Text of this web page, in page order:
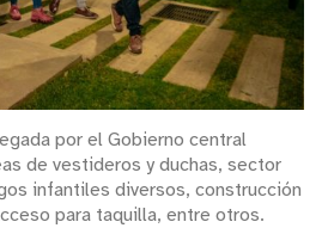
por el Gobierno central
de vestideros y duchas, sector
infantiles diversos, construcción
para taquilla, entre otros.